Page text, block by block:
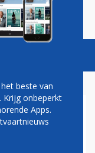
Vacatures
beste van
Krijg onbeperkt
Apps.